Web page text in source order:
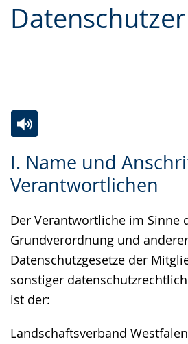
Leichten
Audio-
Video
angezeigt.
I. Name und
Verantwortlichen
Der Verantwortliche im Sinne
Grundverordnung und
Datenschutzgesetze der
sonstiger
ist der:
Landschaftsverband
Leichten
Sprache
Audio-
Unterstützung.
Video
in
Gebärdensprache
wird
angezeigt.